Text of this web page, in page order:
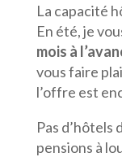
La capacité
En été, je
mois à
vous faire
l’offre est
Pas d’hôtels
pensions à